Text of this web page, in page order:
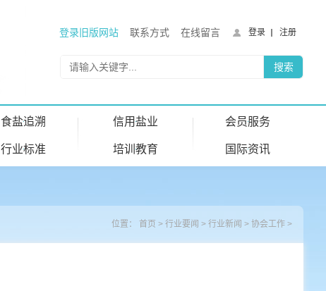
登录旧版网站 联系方式 在线留言 登录 注册
食盐追溯 信用盐业 会员服务
行业标准 培训教育 国际资讯
位置： 首页 > 行业要闻 > 行业新闻 > 协会工作 >